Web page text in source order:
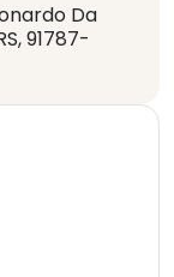
Da
91787-